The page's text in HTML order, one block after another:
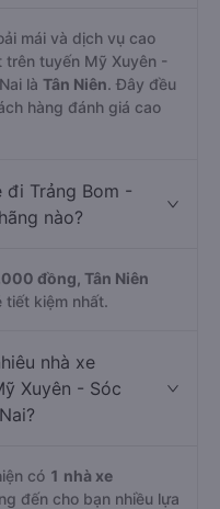
mái và dịch vụ cao
trên tuyến Mỹ Xuyên -
là Tân Niên. Đây đều
hàng đánh giá cao
đi Trảng Bom -
nào?
đồng, Tân Niên
tiết kiệm nhất.
nhà xe
Xuyên - Sóc
có 1 nhà xe
đến cho bạn nhiều lựa